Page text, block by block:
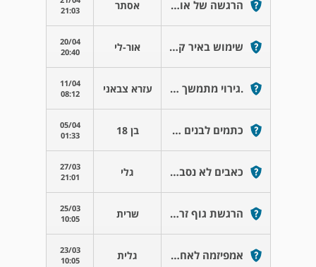
הרגשה של אוזניים סתומות אסתר
21:03
שימוש באיר קאר אור-לי
20/04
20:40
.גירוי מתמשך בגרון מלווה בשעול והוצאת ליחה. עזרא צבאני
11/04
08:12
כתמים לבנים בחלק האחורי של הלשון בן 18
05/04
01:33
כאבים לא נסבלים באוזן גלי
27/03
21:01
הרגשת גוף זר בגרון שרית
25/03
10:05
אמפיזמה לאחר חשיפת שתל גלית
23/03
10:05